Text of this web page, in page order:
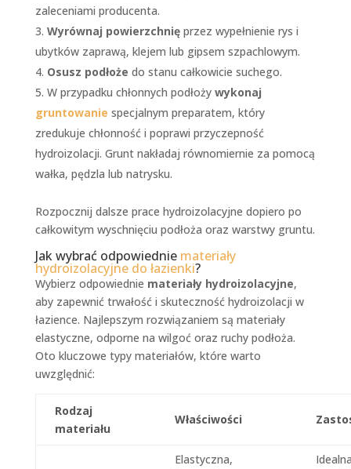
zaleceniami producenta.
Wyrównaj powierzchnięprzez wypełnienie rys i
ubytków zaprawą, klejem lub gipsem szpachlowym.
Osusz podłoże do stanu całkowicie suchego.
W przypadku chłonnych podłoży wykonaj
gruntowanie specjalnym preparatem, który
zredukuje chłonność i poprawi przyczepność
hydroizolacji. Grunt nakładaj równomiernie za pomocą
wałka, pędzla lub natrysku.
Rozpocznij dalsze prace hydroizolacyjne dopiero po
całkowitym wyschnięciu podłoża oraz warstwy gruntu.
Jak wybrać odpowiednie materiały
hydroizolacyjne do łazienki?
Wybierz odpowiednie materiały hydroizolacyjne,
aby zapewnić trwałość i skuteczność hydroizolacji w
łazience. Najlepszym rozwiązaniem są materiały
elastyczne, odporne na wilgoć oraz ruchy podłoża.
Oto kluczowe typy materiałów, które warto
uwzględnić:
Rodzaj
materiału
Właściwości
Elastyczna,